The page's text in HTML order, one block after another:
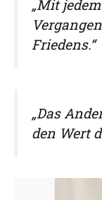
„Mit
Friedens.“
„Das
den Wert